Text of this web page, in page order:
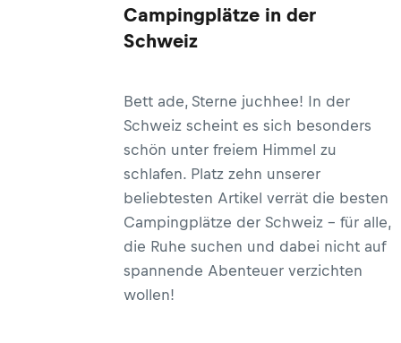
Campingplätze in der
Schweiz
Bett ade, Sterne juchhee! In der
Schweiz scheint es sich besonders
schön unter freiem Himmel zu
schlafen. Platz zehn unserer
beliebtesten Artikel verrät die besten
Campingplätze der Schweiz – für alle,
die Ruhe suchen und dabei nicht auf
spannende Abenteuer verzichten
wollen!